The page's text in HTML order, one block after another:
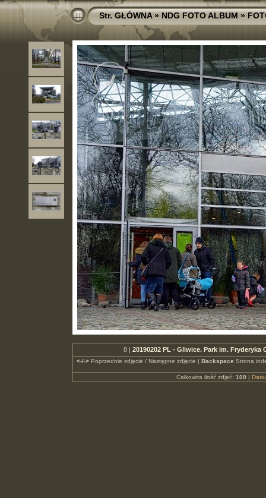
Str. GŁÓWNA»NDG FOTO ALBUM»
8 | 20190202 PL - Gliwice. Park im.
<-/->Poprzednie zdjęcie / Następne zdjęcie | Backspace Strona
Całkowita ilość zdjęć: 100 |